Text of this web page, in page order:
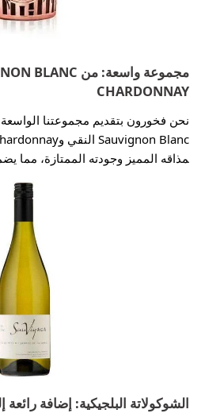
CHARDONNAY
نحن فخورون بتقديم مجموعتنا
مذاقه المميز وجودته الممتازة، مما
الشوكولاتة البلجيكية: إضافة رائعة